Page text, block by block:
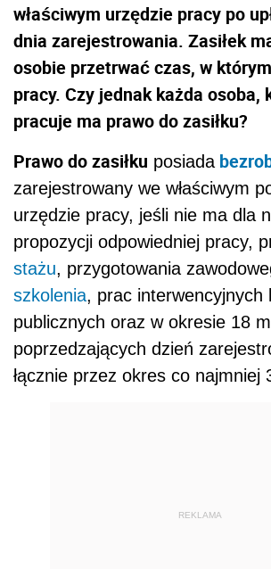
właściwym urzędzie pracy po
dnia zarejestrowania. Zasiłek
osobie przetrwać czas, w
pracy. Czy jednak każda osoba,
pracuje ma prawo do zasiłku?
Prawo do zasiłku posiada
zarejestrowany we właściwym
urzędzie pracy, jeśli nie ma dla
propozycji odpowiedniej pracy,
stażu, przygotowania
szkolenia, prac interwencyjnych
publicznych oraz w okresie 18
poprzedzających dzień
łącznie przez okres co najmniej
REKLAMA